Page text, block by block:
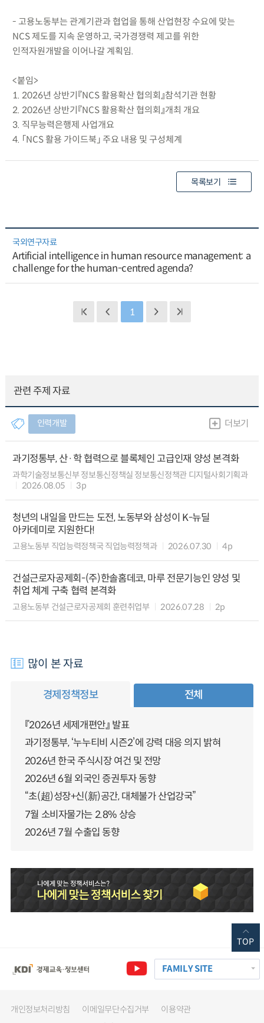
- 고용노동부는 관계기관과 협업을 통해 산업현장 수요에 맞는
NCS 제도를 지속 운영하고, 국가경쟁력 제고를 위한
인적자원개발을 이어나갈 계획임.
<붙임>
1. 2026년 상반기『NCS 활용확산 협의회』참석기관 현황
2. 2026년 상반기『NCS 활용확산 협의회』개최 개요
3. 직무능력은행제 사업개요
4. 「NCS 활용 가이드북」 주요 내용 및 구성체계
목록보기
국외연구자료
Artificial intelligence in human resource management: a
challenge for the human-centred agenda?
1
관련 주제 자료
인력개발 더보기
과기정통부, 산·학 협력으로 블록체인 고급인재 양성 본격화
과학기술정보통신부 정보통신정책실 정보통신정책관 디지털사회기획과
2026.08.05
3p
청년의 내일을 만드는 도전, 노동부와 삼성이 K-뉴딜
아카데미로 지원한다!
고용노동부 직업능력정책국 직업능력정책과 2026.07.30 4p
건설근로자공제회-(주)한솔홈데코, 마루 전문기능인 양성 및
취업 체계 구축 협력 본격화
고용노동부 건설근로자공제회 훈련취업부 2026.07.28 2p
많이 본 자료
경제정책정보 전체
『2026년 세제개편안』 발표
과기정통부, ‘누누티비 시즌2’에 강력 대응 의지 밝혀
2026년 한국 주식시장 여건 및 전망
2026년 6월 외국인 증권투자 동향
“초(超)성장+신(新)공간, 대체불가 산업강국”
7월 소비자물가는 2.8% 상승
2026년 7월 수출입 동향
FAMILY SITE
개인정보처리방침 이메일무단수집거부 이용약관
TOP